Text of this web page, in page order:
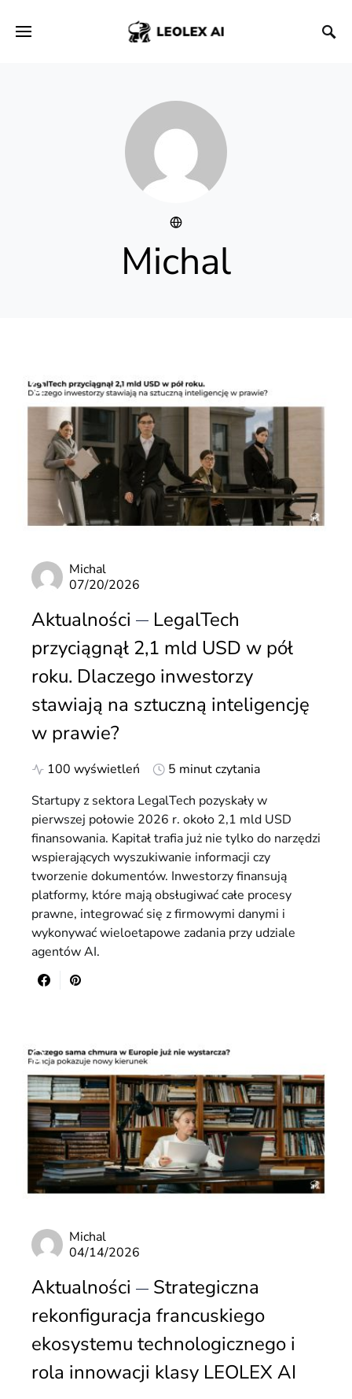
Michal
Michal
07/20/2026
Aktualności
LegalTech
przyciągnął 2,1 mld USD w pół
roku. Dlaczego inwestorzy
stawiają na sztuczną inteligencję
w prawie?
100 wyświetleń
5 minut czytania
Startupy z sektora LegalTech pozyskały w
pierwszej połowie 2026 r. około 2,1 mld USD
finansowania. Kapitał trafia już nie tylko do narzędzi
wspierających wyszukiwanie informacji czy
tworzenie dokumentów. Inwestorzy finansują
platformy, które mają obsługiwać całe procesy
prawne, integrować się z firmowymi danymi i
wykonywać wieloetapowe zadania przy udziale
agentów AI.
Michal
04/14/2026
Aktualności
Strategiczna
rekonfiguracja francuskiego
ekosystemu technologicznego i
rola innowacji klasy LEOLEX AI